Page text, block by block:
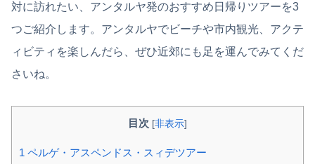
対に訪れたい、アンタルヤ発のおすすめ日帰りツアーを3
つご紹介します。アンタルヤでビーチや市内観光、アクテ
ィビティを楽しんだら、ぜひ近郊にも足を運んでみてくだ
さいね。
目次 [非表示]
1 ペルゲ・アスペンドス・スィデツアー